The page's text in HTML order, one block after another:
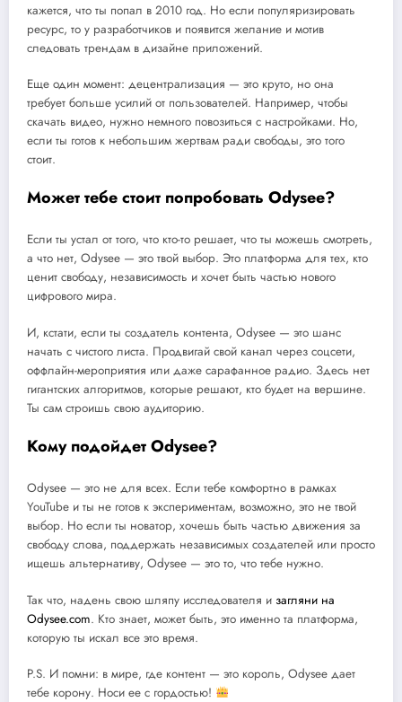
кажется, что ты попал в 2010 год. Но если популяризировать
ресурс, то у разработчиков и появится желание и мотив
следовать трендам в дизайне приложений.
Еще один момент: децентрализация — это круто, но она
требует больше усилий от пользователей. Например, чтобы
скачать видео, нужно немного повозиться с настройками. Но,
если ты готов к небольшим жертвам ради свободы, это того
стоит.
Может тебе стоит попробовать Odysee?
Если ты устал от того, что кто-то решает, что ты можешь смотреть,
а что нет, Odysee — это твой выбор. Это платформа для тех, кто
ценит свободу, независимость и хочет быть частью нового
цифрового мира.
И, кстати, если ты создатель контента, Odysee — это шанс
начать с чистого листа. Продвигай свой канал через соцсети,
оффлайн-мероприятия или даже сарафанное радио. Здесь нет
гигантских алгоритмов, которые решают, кто будет на вершине.
Ты сам строишь свою аудиторию.
Кому подойдет Odysee?
Odysee — это не для всех. Если тебе комфортно в рамках
YouTube и ты не готов к экспериментам, возможно, это не твой
выбор. Но если ты новатор, хочешь быть частью движения за
свободу слова, поддержать независимых создателей или просто
ищешь альтернативу, Odysee — это то, что тебе нужно.
Так что, надень свою шляпу исследователя и загляни на
Odysee.com. Кто знает, может быть, это именно та платформа,
которую ты искал все это время.
P.S. И помни: в мире, где контент — это король, Odysee дает
тебе корону. Носи ее с гордостью!